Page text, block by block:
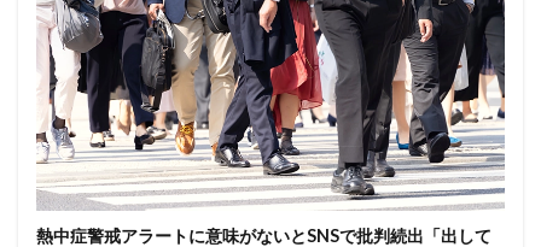
熱中症警戒アラートに意味がないとSNSで批判続出「出して